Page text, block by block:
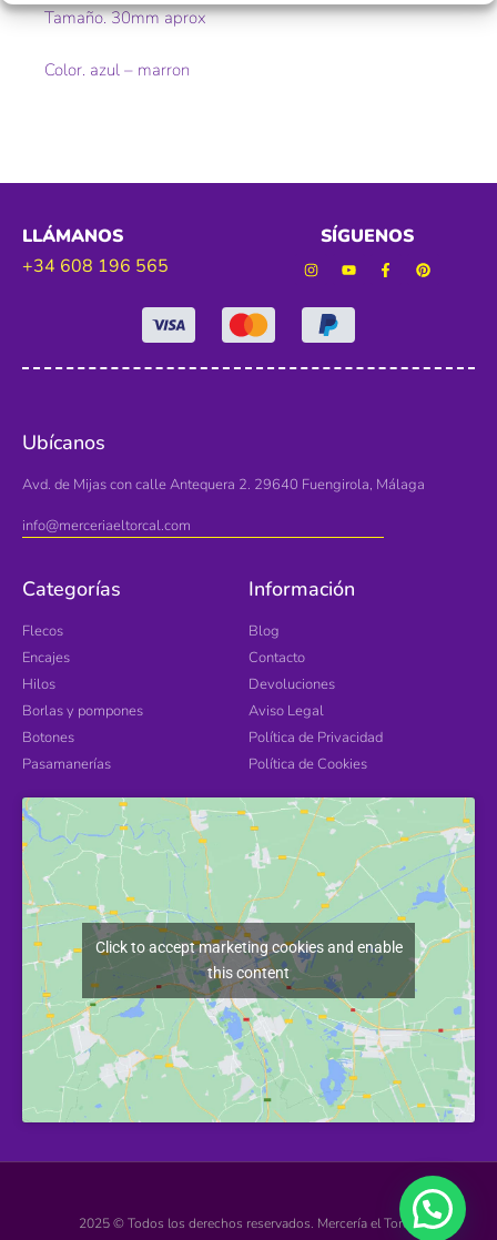
Tamaño. 30mm aprox
Color. azul – marron
LLÁMANOS
+34 608 196 565
SÍGUENOS
Ubícanos
Avd. de Mijas con calle Antequera 2. 29640 Fuengirola, Málaga
info@merceriaeltorcal.com
Categorías
Flecos
Encajes
Hilos
Borlas y pompones
Botones
Pasamanerías
Información
Blog
Contacto
Devoluciones
Aviso Legal
Política de Privacidad
Política de Cookies
Click to accept marketing cookies and enable
this content
2025 © Todos los derechos reservados. Mercería el Torcal